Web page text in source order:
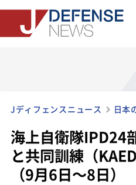
Jディフェンスニュース 日本
海上自衛隊IPD24
と共同訓練（
（9月6日～8日）